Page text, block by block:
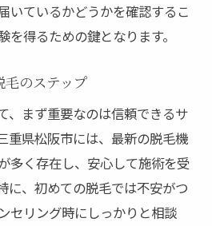
いているかどうかを確認するこ
を得るための鍵となります。
毛のステップ
、まず重要なのは信頼できるサ
重県松阪市には、最新の脱毛機
多く存在し、安心して施術を受
に、初めての脱毛では不安がつ
セリング時にしっかりと相談